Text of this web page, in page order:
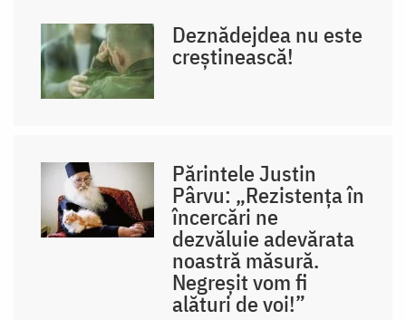
Deznădejdea nu este
creștinească!
Părintele Justin
Pârvu: „Rezistența în
încercări ne
dezvăluie adevărata
noastră măsură.
Negreșit vom fi
alături de voi!”